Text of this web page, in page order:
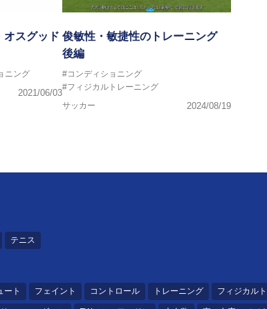
オスグッド
ニング
2021/06/03
俊敏性・敏捷性のトレーニング
後編
#コンディショニング
#フィジカルトレーニング
サッカー
2024/08/19
テニス
ート フェイント コントロール トレーニング フィジカル